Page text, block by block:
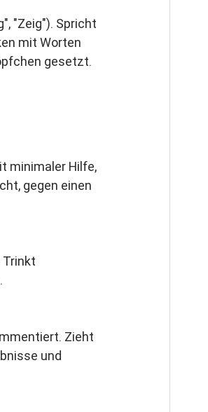
"Zeig"). Spricht
mit Worten
gesetzt.
minimaler Hilfe,
gegen einen
Trinkt
Zieht
und